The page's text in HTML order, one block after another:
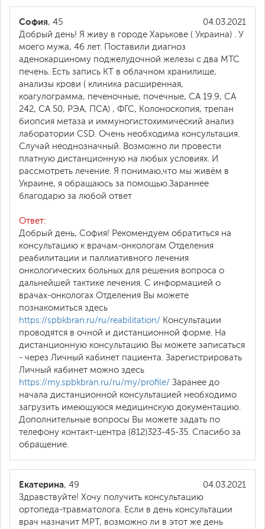
04.03.2021
София, 45
Добрый день! Я живу в городе Харькове ( Украина) . У
моего мужа, 46 лет. Поставили диагноз
аденокарциному поджелудочной железы с два МТС
печень. Есть запись КТ в облачном хранилище,
анализы крови ( клиника расширенная,
коагулограмма, печеночные, почечные, СА 19.9, СА
242, СА 50, РЭА, ПСА) , ФГС, Колоноскопия, трепан
биопсия метаза и иммуногистохимический анализ
лаборатории CSD. Очень необходима консультация.
Случай неоднозначный. Возможно ли провести
платную дистанционную на любых условиях. И
рассмотреть лечение. Я понимаю,что мы живём в
Украине, я обращаюсь за помощью.Зараннее
благодарю за любой ответ
Ответ:
Добрый день, София! Рекомендуем обратиться на
консультацию к врачам-онкологам Отделения
реабилитации и паллиативного лечения
онкологических больных для решения вопроса о
дальнейшей тактике лечения. С информацией о
врачах-онкологах Отделения Вы можете
познакомиться здесь
https://spbkbran.ru/ru/reabilitation/ Консультации
проводятся в очной и дистанционной форме. На
дистанционную консультацию Вы можете записаться
- через Личный кабинет пациента. Зарегистрировать
Личный кабинет можно здесь
https://my.spbkbran.ru/ru/my/profile/ Заранее до
начала дистанционной консультацией необходимо
загрузить имеющуюся медицинскую документацию.
Дополнительные вопросы Вы можете задать по
телефону контакт-центра (812)323-45-35. Спасибо за
обращение.
04.03.2021
Екатерина, 49
Здравствуйте! Хочу получить консультацию
ортопеда-травматолога. Если в день консультации
врач назначит МРТ, возможно ли в этот же день